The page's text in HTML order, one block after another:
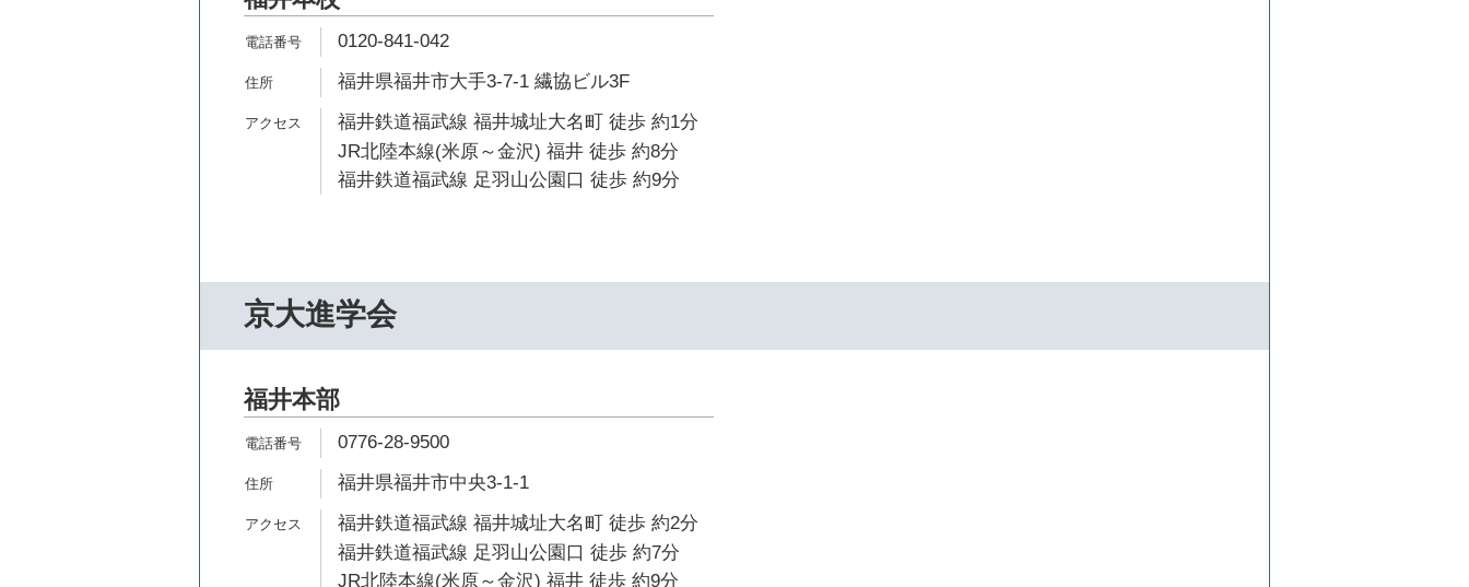
0120-841-042
福井県福井市大手3-7-1 繊協ビル3F
福井鉄道福武線 福井城址大名町 徒歩 約1分
JR北陸本線(米原～金沢) 福井 徒歩 約8分
福井鉄道福武線 足羽山公園口 徒歩 約9分
京大進学会
福井本部
0776-28-9500
福井県福井市中央3-1-1
福井鉄道福武線 福井城址大名町 徒歩 約2分
福井鉄道福武線 足羽山公園口 徒歩 約7分
JR北陸本線(米原～金沢) 福井 徒歩 約9分